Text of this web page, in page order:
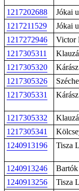
1217202688 Jókai
1217211529
Jókai
1217272946
Victor
1217305311
1217305320
1217305326
1217305331
1217305332
1217305341
1240913196
Tisza
1240913246 Bartók
1240913256
Tisza